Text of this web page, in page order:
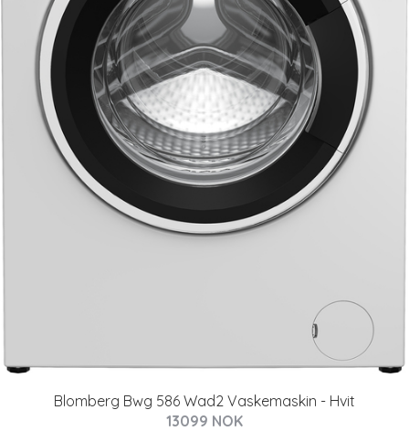
Blomberg Bwg 586 Wad2 Vaskemaskin - Hvit
13099 NOK